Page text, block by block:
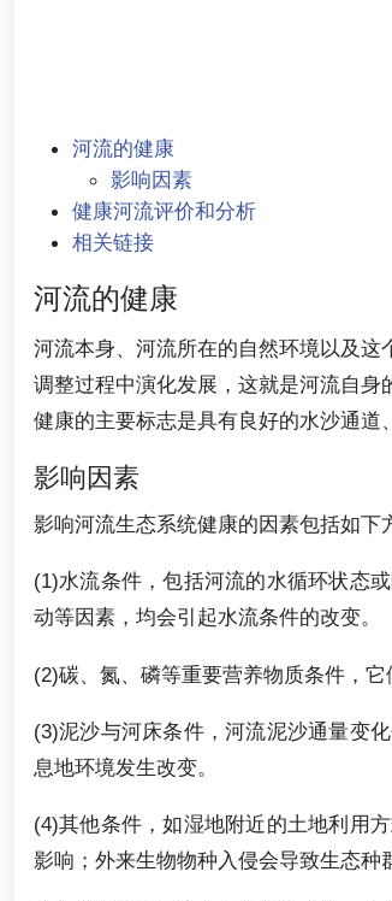
河流的健康
影响因素
健康河流评价和分析
相关链接
河流的健康
河流本身、河流所在的自然环境以及
调整过程中演化发展，这就是河流自
健康的主要标志是具有良好的水沙通道
影响因素
影响河流生态系统健康的因素包括如下
(1)水流条件，包括河流的水循环状态
动等因素，均会引起水流条件的改变。
(2)碳、氮、磷等重要营养物质条件，
(3)泥沙与河床条件，河流泥沙通量变
息地环境发生改变。
(4)其他条件，如湿地附近的土地利用
影响；外来生物物种入侵会导致生态种